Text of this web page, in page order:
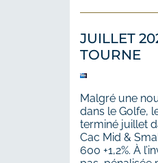
JUILLET
TOURNE
Malgré une
dans le Golfe,
terminé juillet
Cac Mid &
600 +1,2%. À